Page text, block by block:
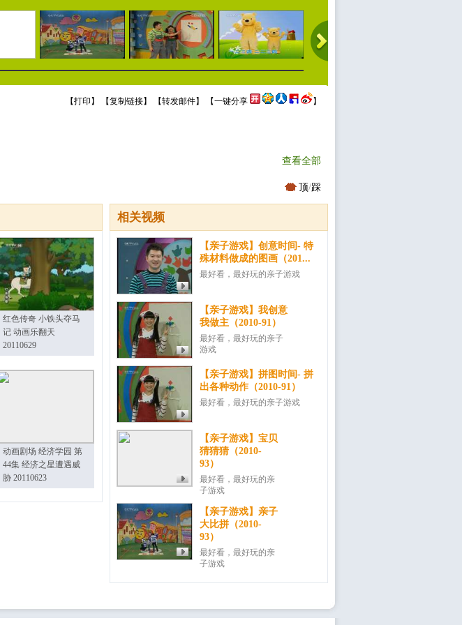
【打印 】 【复制链接】 【转发邮件】 【一键分享 】
查看全部
顶/踩
相关视频
【亲子游戏】创意时间- 特
殊材料做成的图画（201...
最好看，最好玩的亲子游戏
【亲子游戏】我创意
我做主（2010-91）
最好看，最好玩的亲子
游戏
【亲子游戏】拼图时间- 拼
出各种动作（2010-91）
最好看，最好玩的亲子游戏
【亲子游戏】宝贝
猜猜猜（2010-
93）
最好看，最好玩的亲
子游戏
【亲子游戏】亲子
大比拼（2010-
93）
最好看，最好玩的亲
子游戏
红色传奇 小铁头夺马
记 动画乐翻天
20110629
动画剧场 经济学园 第
44集 经济之星遭遇威
胁 20110623